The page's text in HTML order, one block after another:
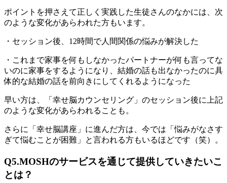
ポイントを押さえて正しく実践した生徒さんのなかには、次
のような変化があらわれた方もいます。
・セッション後、12時間で人間関係の悩みが解決した
・これまで家事を何もしなかったパートナーが何も言ってな
いのに家事をするようになり、結婚の話も出なかったのに具
体的な結婚の話を前向きにしてくれるようになった
早い方は、「幸せ脳カウンセリング」のセッション後に上記
のような変化があらわれることも 。
さらに「幸せ脳講座」に進んだ方は、今では「悩みがなさす
ぎて悩むことが困難」と言われる方もいるほどです（笑）。
Q5.MOSHのサービスを通じて提供していきたいこ
とは？